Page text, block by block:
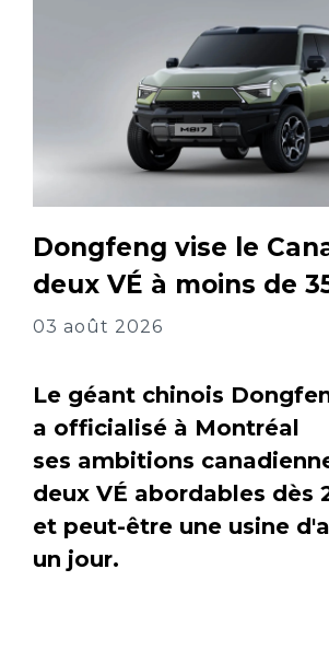
Dongfeng vise le
deux VÉ à moins de
03 août 2026
Le géant chinois
a officialisé à Montréal
ses ambitions
deux VÉ abordables dès
et peut-être une usine
un jour.